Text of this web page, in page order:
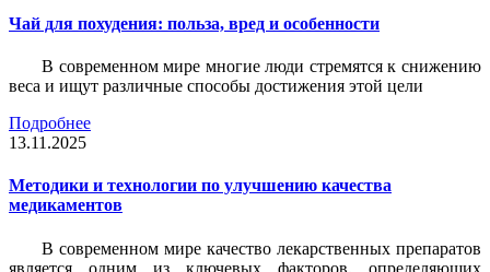
Чай для похудения: польза, вред и особенности
В современном мире многие люди стремятся к снижению
веса и ищут различные способы достижения этой цели
Подробнее
13.11.2025
Методики и технологии по улучшению качества
медикаментов
В современном мире качество лекарственных препаратов
является одним из ключевых факторов, определяющих